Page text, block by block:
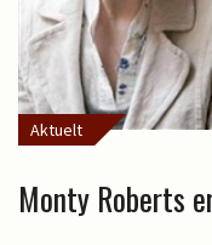
Aktuelt
Monty Roberts